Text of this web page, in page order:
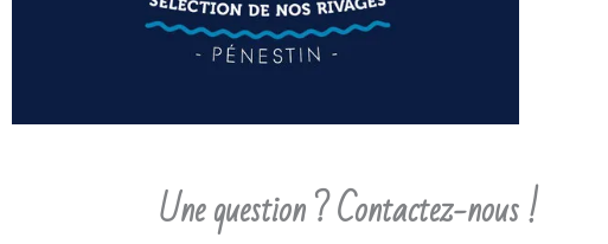
Une question ? Contactez-nous !